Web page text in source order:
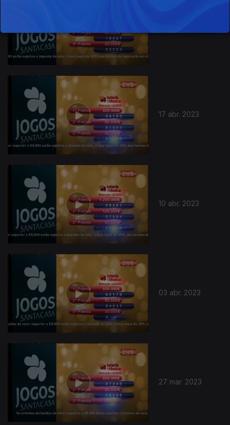
17 abr. 2023
10 abr. 2023
03 abr. 2023
27 mar. 2023